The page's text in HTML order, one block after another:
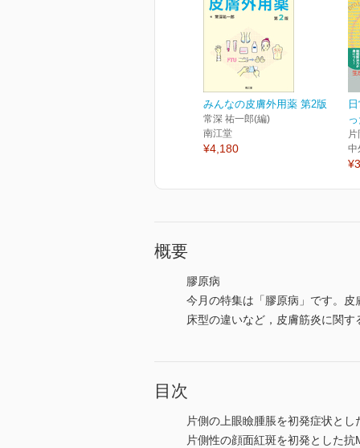
みんなの皮膚外用薬 第2版
常深 祐一郎(編)
南江堂
¥4,180
中
概要
膠原病
今月の特集は「膠原病」です。
床型の違いなど，皮膚筋炎に関
目次
片側の上眼瞼腫脹を初発症状と
片側性の顔面紅斑を初発とした